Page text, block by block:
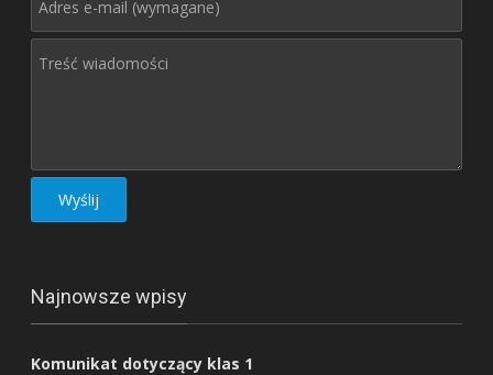
Najnowsze wpisy
Komunikat dotyczący klas 1